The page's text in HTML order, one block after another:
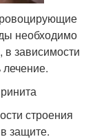
необходимо
в зависимости
лечение.
строения
защите.